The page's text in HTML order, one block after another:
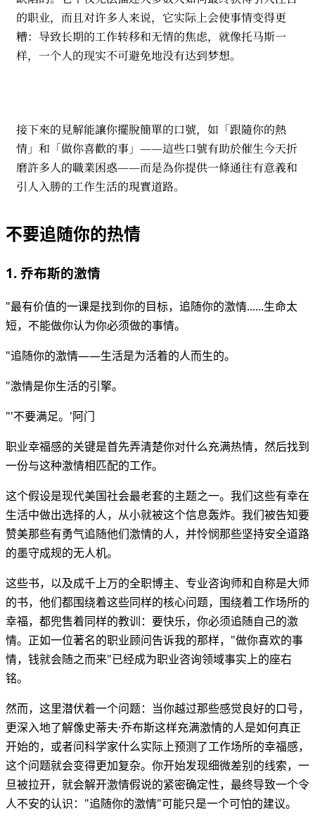
的职业，而且对许多人来说，它实际上会使事情变得更
糟：导致长期的工作转移和无情的焦虑，就像托马斯一
样，一个人的现实不可避免地没有达到梦想。
接下來的見解能讓你擺脫簡單的口號，如「跟隨你的熱
情」和「做你喜歡的事」——這些口號有助於催生今天折
磨許多人的職業困惑——而是為你提供一條通往有意義和
引人入勝的工作生活的現實道路。
不要追随你的热情
1. 乔布斯的激情
"最有价值的一课是找到你的目标，追随你的激情......生命太
短，不能做你认为你必须做的事情。
"追随你的激情——生活是为活着的人而生的。
"激情是你生活的引擎。
"'不要满足。'阿门
职业幸福感的关键是首先弄清楚你对什么充满热情，然后找到
一份与这种激情相匹配的工作。
这个假设是现代美国社会最老套的主题之一。我们这些有幸在
生活中做出选择的人，从小就被这个信息轰炸。我们被告知要
赞美那些有勇气追随他们激情的人，并怜悯那些坚持安全道路
的墨守成规的无人机。
这些书，以及成千上万的全职博主、专业咨询师和自称是大师
的书，他们都围绕着这些同样的核心问题，围绕着工作场所的
幸福，都兜售着同样的教训：要快乐，你必须追随自己的激
情。正如一位著名的职业顾问告诉我的那样，"做你喜欢的事
情，钱就会随之而来"已经成为职业咨询领域事实上的座右
铭。
然而，这里潜伏着一个问题：当你越过那些感觉良好的口号，
更深入地了解像史蒂夫·乔布斯这样充满激情的人是如何真正
开始的，或者问科学家什么实际上预测了工作场所的幸福感，
这个问题就会变得更加复杂。你开始发现细微差别的线索，一
旦被拉开，就会解开激情假说的紧密确定性，最终导致一个令
人不安的认识："追随你的激情"可能只是一个可怕的建议。